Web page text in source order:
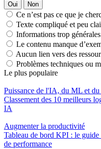
Oui Non
Ce n’est pas ce que je
Texte compliqué et peu
Informations trop
Le contenu manque
Aucun lien vers des
Problèmes techniques ou
Le plus populaire
Puissance de l'IA, du ML et
Classement des 10 meilleurs
IA
Augmenter la productivité
Tableau de bord KPI : le
de performance